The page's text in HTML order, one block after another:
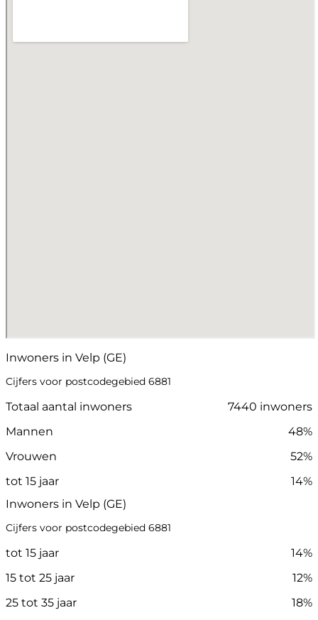
Inwoners in Velp (GE)
Cijfers voor postcodegebied 6881
Totaal aantal inwoners
7440 inwoners
Mannen
48%
Vrouwen
52%
tot 15 jaar
14%
Inwoners in Velp (GE)
Cijfers voor postcodegebied 6881
tot 15 jaar
14%
15 tot 25 jaar
12%
25 tot 35 jaar
18%